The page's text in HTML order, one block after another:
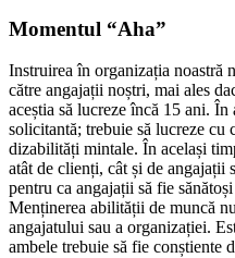
Momentul “Aha”
Instruirea în organizația noastră
către angajații noștri, mai ales
aceștia să lucreze încă 15 ani.
solicitantă; trebuie să lucreze cu
dizabilități mintale. În același
atât de clienți, cât și de angajații
pentru ca angajații să fie
Menținerea abilității de muncă
angajatului sau a organizației.
ambele trebuie să fie conștiente